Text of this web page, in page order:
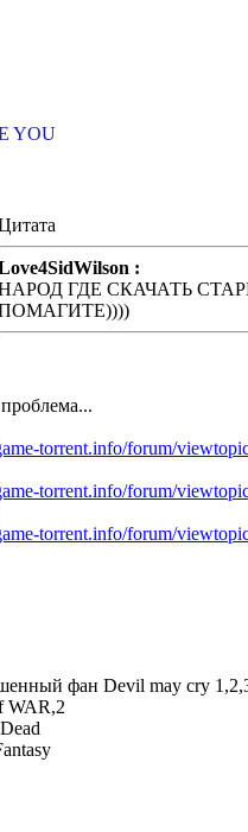
YOU
:
ГДЕ СКАЧАТЬ
torrent.info/forum/
torrent.info/forum/
torrent.info/forum/
фан Devil may cry
WAR,2